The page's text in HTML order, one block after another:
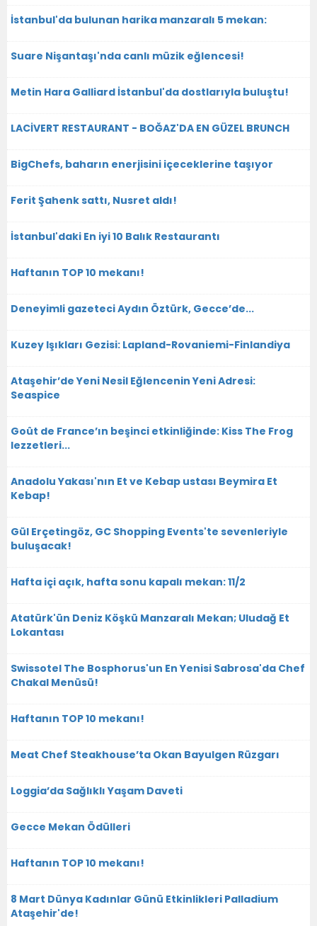
İstanbul'da bulunan harika manzaralı 5 mekan:
Suare Nişantaşı'nda canlı müzik eğlencesi!
Metin Hara Galliard İstanbul'da dostlarıyla buluştu!
LACİVERT RESTAURANT - BOĞAZ'DA EN GÜZEL BRUNCH
BigChefs, baharın enerjisini içeceklerine taşıyor
Ferit Şahenk sattı, Nusret aldı!
İstanbul'daki En iyi 10 Balık Restaurantı
Haftanın TOP 10 mekanı!
Deneyimli gazeteci Aydın Öztürk, Gecce’de...
Kuzey Işıkları Gezisi: Lapland-Rovaniemi-Finlandiya
Ataşehir’de Yeni Nesil Eğlencenin Yeni Adresi:
Seaspice
Goût de France’ın beşinci etkinliğinde: Kiss The Frog
lezzetleri...
Anadolu Yakası'nın Et ve Kebap ustası Beymira Et
Kebap!
Gül Erçetingöz, GC Shopping Events'te sevenleriyle
buluşacak!
Hafta içi açık, hafta sonu kapalı mekan: 11/2
Atatürk'ün Deniz Köşkü Manzaralı Mekan; Uludağ Et
Lokantası
Swissotel The Bosphorus'un En Yenisi Sabrosa'da Chef
Chakal Menüsü!
Haftanın TOP 10 mekanı!
Meat Chef Steakhouse’ta Okan Bayulgen Rüzgarı
Loggia’da Sağlıklı Yaşam Daveti
Gecce Mekan Ödülleri
Haftanın TOP 10 mekanı!
8 Mart Dünya Kadınlar Günü Etkinlikleri Palladium
Ataşehir'de!